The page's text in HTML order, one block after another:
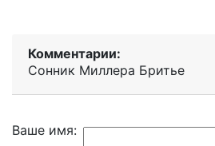
Комментарии:
Сонник Миллера Бритье
Ваше имя: